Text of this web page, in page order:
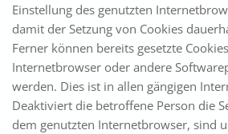
Einstellung des genutzten
damit der Setzung von Cookies
Ferner können bereits gesetzte
Internetbrowser oder andere
werden. Dies ist in allen gängigen
Deaktiviert die betroffene Person die
dem genutzten Internetbrowser, sind